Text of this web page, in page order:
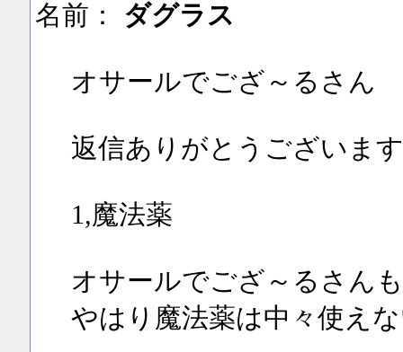
名前： ダグラス
オサールでござ～るさん
返信ありがとうございま
1,魔法薬
オサールでござ～るさん
やはり魔法薬は中々使え